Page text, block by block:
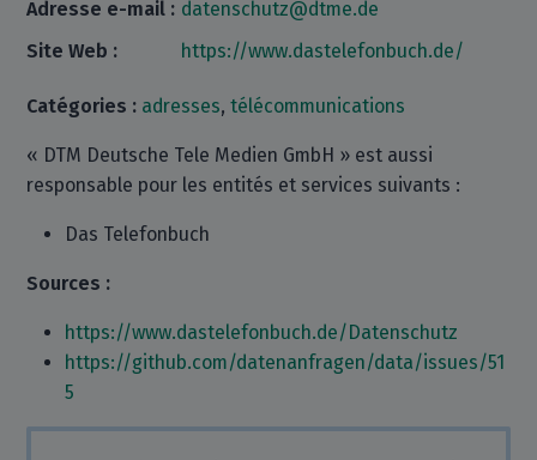
Adresse e-mail : datenschutz@dtme.de
Site Web :
https://www.dastelefonbuch.de/
Catégories : adresses,télécommunications
« DTM Deutsche Tele Medien GmbH » est aussi
responsable pour les entités et services suivants :
Das Telefonbuch
Sources :
https://www.dastelefonbuch.de/Datenschutz
https://github.com/datenanfragen/data/issues/51
5